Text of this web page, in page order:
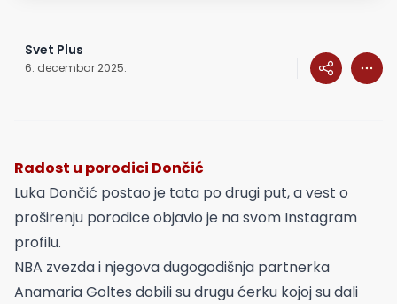
Svet Plus
6. decembar 2025.
Radost u porodici Dončić
Luka Dončić postao je tata po drugi put, a vest o
proširenju porodice objavio je na svom Instagram
profilu.
NBA zvezda i njegova dugogodišnja partnerka
Anamaria Goltes dobili su drugu ćerku kojoj su dali